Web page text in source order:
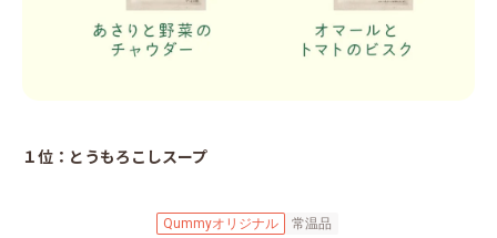
１位：とうもろこしスープ
Qummyオリジナル 常温品